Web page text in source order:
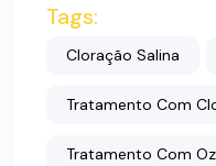
Tags:
Cloração Salina
Tratamento Com
Tratamento Com